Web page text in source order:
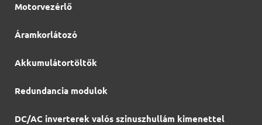
Motorvezérlő
Áramkorlátozó
Akkumulátortöltők
Redundancia modulok
DC/AC inverterek valós szinuszhullám kimenettel